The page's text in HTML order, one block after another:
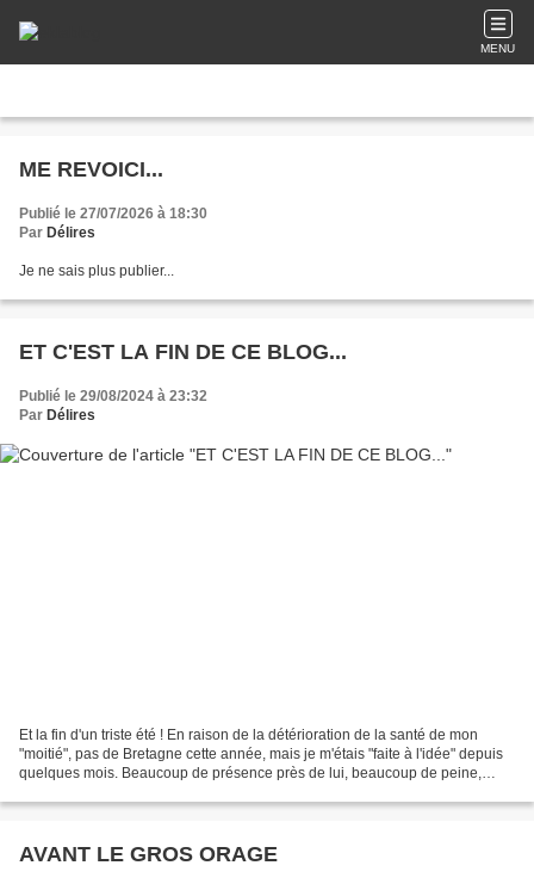
MENU
ME REVOICI...
Publié le 27/07/2026 à 18:30
Par Délires
Je ne sais plus publier...
ET C'EST LA FIN DE CE BLOG...
Publié le 29/08/2024 à 23:32
Par Délires
Et la fin d'un triste été ! En raison de la détérioration de la santé de mon
"moitié", pas de Bretagne cette année, mais je m'étais "faite à l'idée" depuis
quelques mois. Beaucoup de présence près de lui, beaucoup de peine,
AVANT LE GROS ORAGE